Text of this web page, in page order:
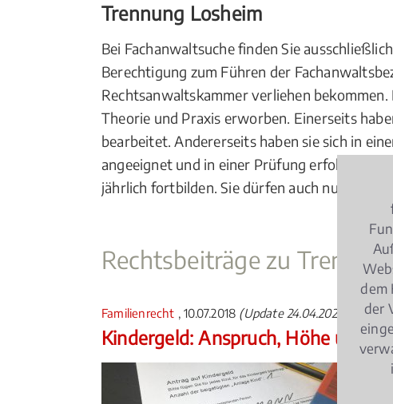
Trennung Losheim
Bei Fachanwaltsuche finden Sie
Berechtigung zum Führen der
Rechtsanwaltskammer verliehen
Theorie und Praxis erworben. Einerseits
bearbeitet. Andererseits haben sie sich in
angeeignet und in einer Prüfung erfolgreich
jährlich fortbilden. Sie dürfen auch nur in
Rechtsbeiträge zu
Familienrecht , 10.07.2018 (Update 24.04.2026)
Kindergeld: Anspruch, Höhe und
dem
der